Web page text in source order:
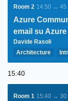
Room 2 14:50 → 45
Azure
email su Azure
Davide Rasoli
Architecture
15:40
Room 1 15:40 → 30